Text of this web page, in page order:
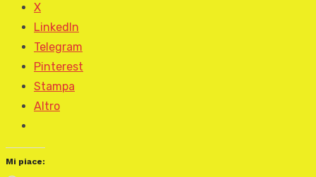
X
LinkedIn
Telegram
Pinterest
Stampa
Altro
Mi piace: